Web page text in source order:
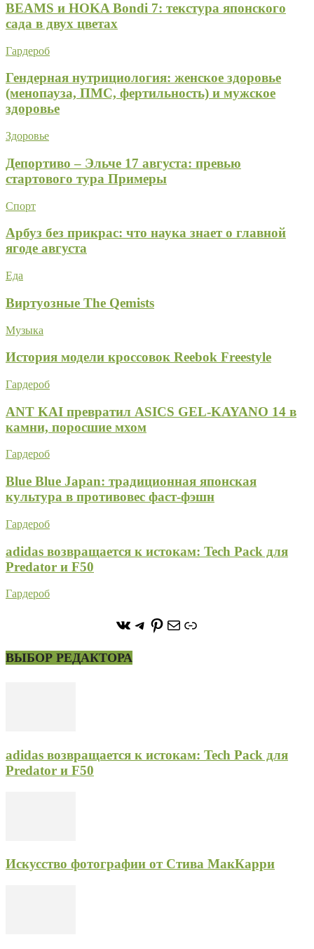
BEAMS и HOKA Bondi 7: текстура японского
сада в двух цветах
Гардероб
Гендерная нутрициология: женское здоровье
(менопауза, ПМС, фертильность) и мужское
здоровье
Здоровье
Депортиво – Эльче 17 августа: превью
стартового тура Примеры
Спорт
Арбуз без прикрас: что наука знает о главной
ягоде августа
Еда
Виртуозные The Qemists
Музыка
История модели кроссовок Reebok Freestyle
Гардероб
ANT KAI превратил ASICS GEL-KAYANO 14 в
камни, поросшие мхом
Гардероб
Blue Blue Japan: традиционная японская
культура в противовес фаст-фэшн
Гардероб
adidas возвращается к истокам: Tech Pack для
Predator и F50
Гардероб
https://vk.com/
https://t.me/stoneforest
https://
ПочтаСсылка
ВЫБОР РЕДАКТОРА
adidas возвращается к истокам: Tech Pack для
Predator и F50
Искусство фотографии от Стива МакКарри